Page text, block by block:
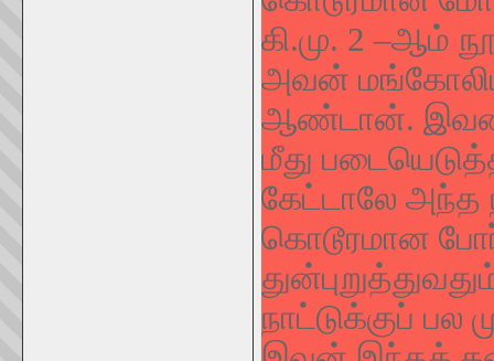
கி.மு. 2–ஆம்
அவன்
ஆண்டான்.
மீது
கேட்டாலே அந்த
கொடூரமான
நாட்டுக்குப்